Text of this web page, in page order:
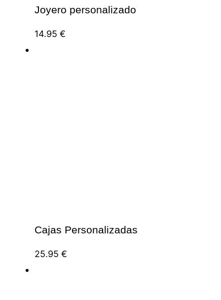
Joyero personalizado
14.95 €
Cajas Personalizadas
25.95 €